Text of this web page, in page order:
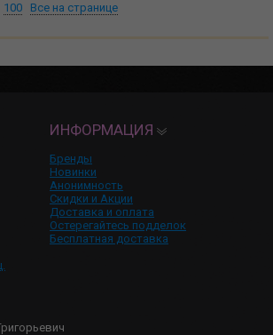
100 Все на странице
ИНФОРМАЦИЯ
Бренды
Новинки
Анонимность
Скидки и Акции
Доставка и оплата
Остерегайтесь подделок
Бесплатная доставка